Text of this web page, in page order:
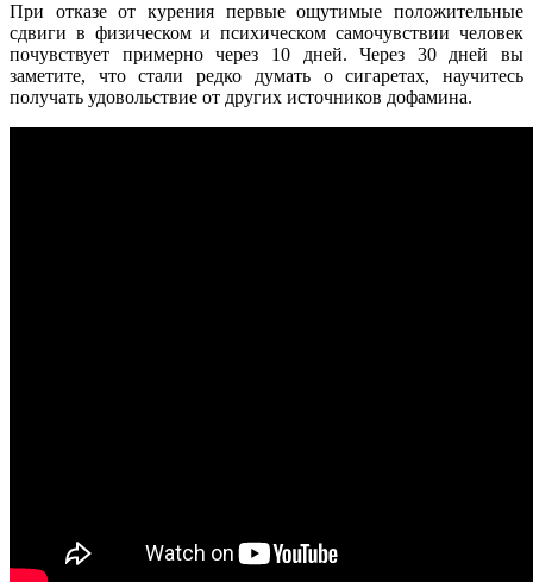
При отказе от курения первые ощутимые положительные
сдвиги в физическом и психическом самочувствии человек
почувствует примерно через 10 дней. Через 30 дней вы
заметите, что стали редко думать о сигаретах, научитесь
получать удовольствие от других источников дофамина.